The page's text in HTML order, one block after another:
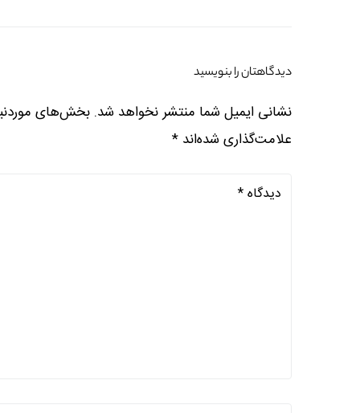
دیدگاهتان را بنویسید
نشانی ایمیل شما منتشر نخواهد شد. بخش‌های
علامت‌گذاری شده‌اند *